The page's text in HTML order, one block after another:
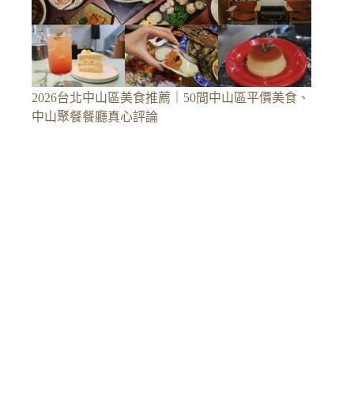
2026台北中山區美食推薦｜50間中山區平價美食、
中山聚餐餐廳真心評論